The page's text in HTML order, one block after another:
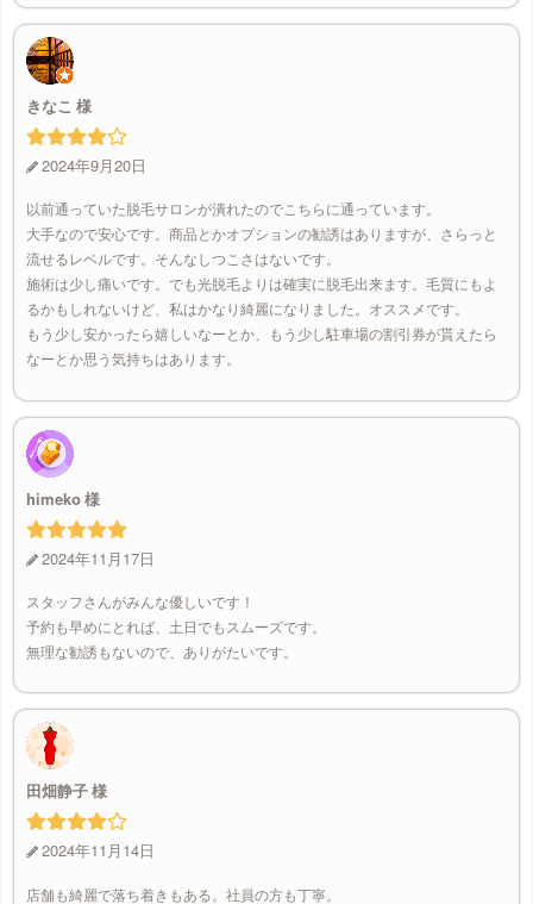
きなこ
2024年9月20日
以前通っていた脱毛サロンが潰れたのでこちらに通っています。
大手なので安心です。商品とかオプションの勧誘はありますが、さらっと
流せるレベルです。そんなしつこさはないです。
施術は少し痛いです。でも光脱毛よりは確実に脱毛出来ます。毛質にもよ
るかもしれないけど、私はかなり綺麗になりました。オススメです。
もう少し安かったら嬉しいなーとか、もう少し駐車場の割引券が貰えたら
なーとか思う気持ちはあります。
himeko
2024年11月17日
スタッフさんがみんな優しいです！
予約も早めにとれば、土日でもスムーズです。
無理な勧誘もないので、ありがたいです。
田畑静子
2024年11月14日
店舗も綺麗で落ち着きもある。社員の方も丁寧。